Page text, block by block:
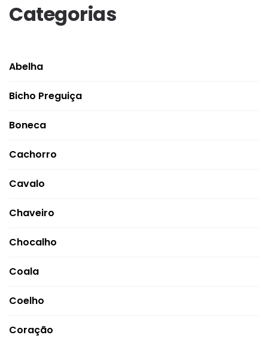
Categorias
Abelha
Bicho Preguiça
Boneca
Cachorro
Cavalo
Chaveiro
Chocalho
Coala
Coelho
Coração